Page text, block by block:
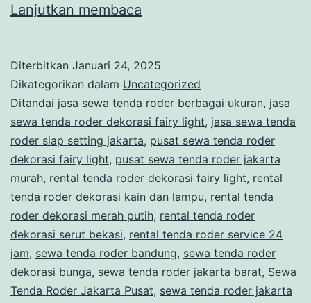
Lanjutkan membaca
TENDA
RODER
DEKORASI
CANTIK
DI
JAKARTA
Diterbitkan Januari 24, 2025
Dikategorikan dalam Uncategorized
Ditandai jasa sewa tenda roder berbagai ukuran, jasa
sewa tenda roder dekorasi fairy light, jasa sewa tenda
roder siap setting jakarta, pusat sewa tenda roder
dekorasi fairy light, pusat sewa tenda roder jakarta
murah, rental tenda roder dekorasi fairy light, rental
tenda roder dekorasi kain dan lampu, rental tenda
roder dekorasi merah putih, rental tenda roder
dekorasi serut bekasi, rental tenda roder service 24
jam, sewa tenda roder bandung, sewa tenda roder
dekorasi bunga, sewa tenda roder jakarta barat, Sewa
Tenda Roder Jakarta Pusat, sewa tenda roder jakarta